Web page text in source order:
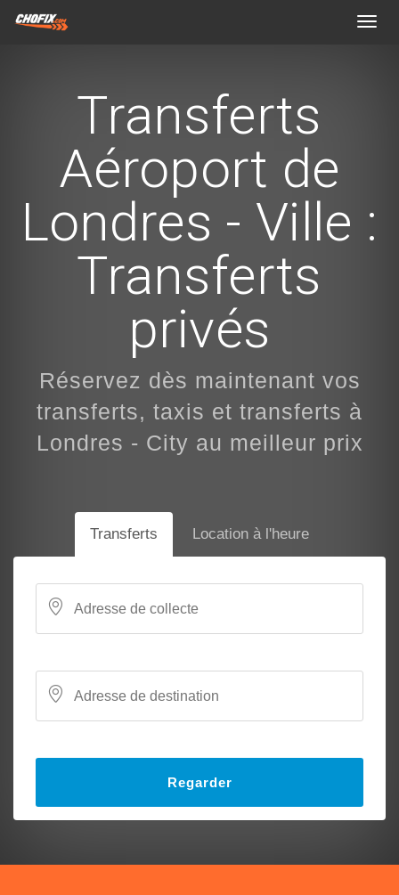
Transferts
Aéroport de
Londres - Ville :
Transferts
privés
Réservez dès maintenant vos
transferts, taxis et transferts à
Londres - City au meilleur prix
Transferts Location à l'heure
Regarder